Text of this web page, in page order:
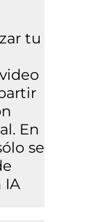
tu
En
se
IA